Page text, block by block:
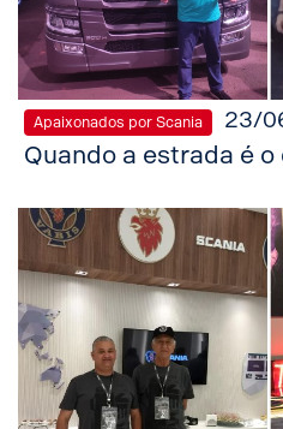
Apaixonados por Scania 23/
Quando a estrada é